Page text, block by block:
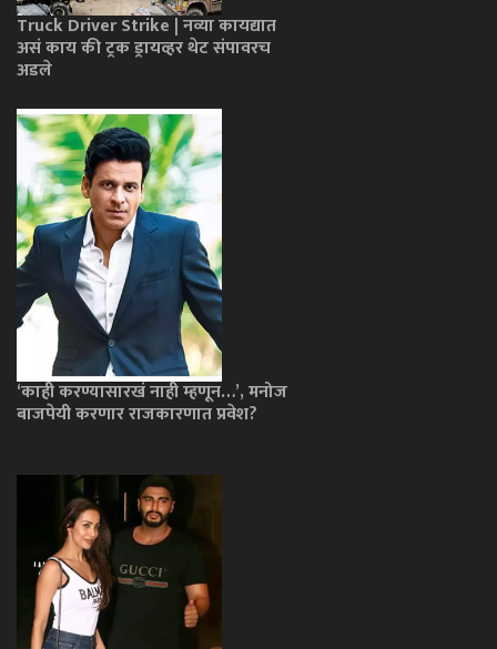
Truck Driver Strike | नव्या कायद्यात
असं काय की ट्रक ड्रायव्हर थेट संपावरच
अडले
‘काही करण्यासारखं नाही म्हणून…’, मनोज
बाजपेयी करणार राजकारणात प्रवेश?